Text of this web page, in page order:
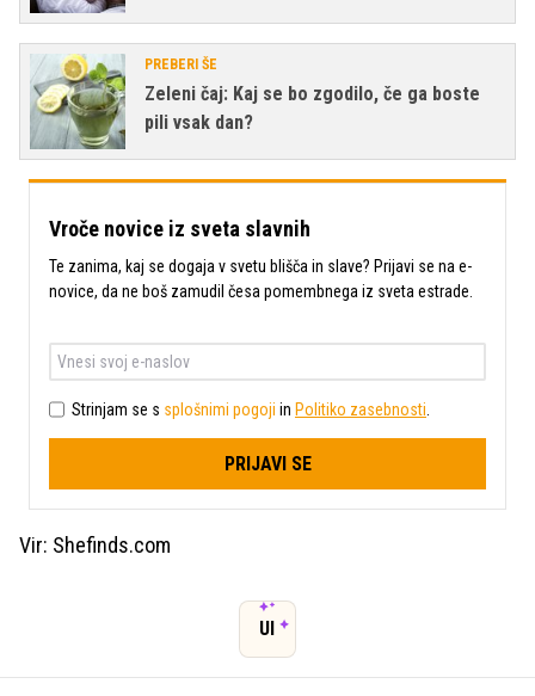
PREBERI ŠE
Zeleni čaj: Kaj se bo zgodilo, če ga boste
pili vsak dan?
Vroče novice iz sveta slavnih
Te zanima, kaj se dogaja v svetu blišča in slave? Prijavi se na e-
novice, da ne boš zamudil česa pomembnega iz sveta estrade.
Strinjam se s splošnimi pogoji in Politiko zasebnosti
PRIJAVI SE
Vir: Shefinds.com
UI